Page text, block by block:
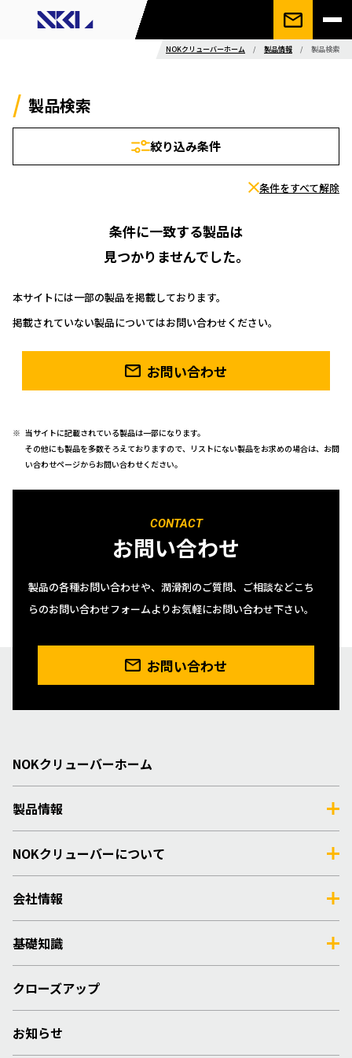
NOKクリューバーホーム / 製品情報 / 製品検索
製品検索
絞り込み条件
条件をすべて解除
条件に一致する製品は
見つかりませんでした。
本サイトには一部の製品を掲載しております。
掲載されていない製品についてはお問い合わせください。
お問い合わせ
当サイトに記載されている製品は一部になります。
その他にも製品を多数そろえておりますので、リストにない製品をお求めの場合は、お問
い合わせページからお問い合わせください。
CONTACT
お問い合わせ
製品の各種お問い合わせや、潤滑剤のご質問、ご相談などこち
らのお問い合わせフォームよりお気軽にお問い合わせ下さい。
お問い合わせ
NOKクリューバーホーム
製品情報
NOKクリューバーについて
会社情報
基礎知識
クローズアップ
お知らせ